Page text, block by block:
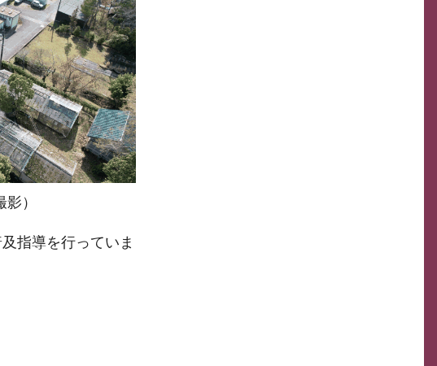
）
指導を行っていま